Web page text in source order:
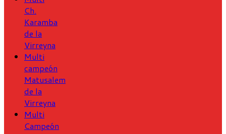
Ch.
Karamba
de la
Virreyna
Multi
campeón
Matusalem
de la
Virreyna
Multi
Campeón